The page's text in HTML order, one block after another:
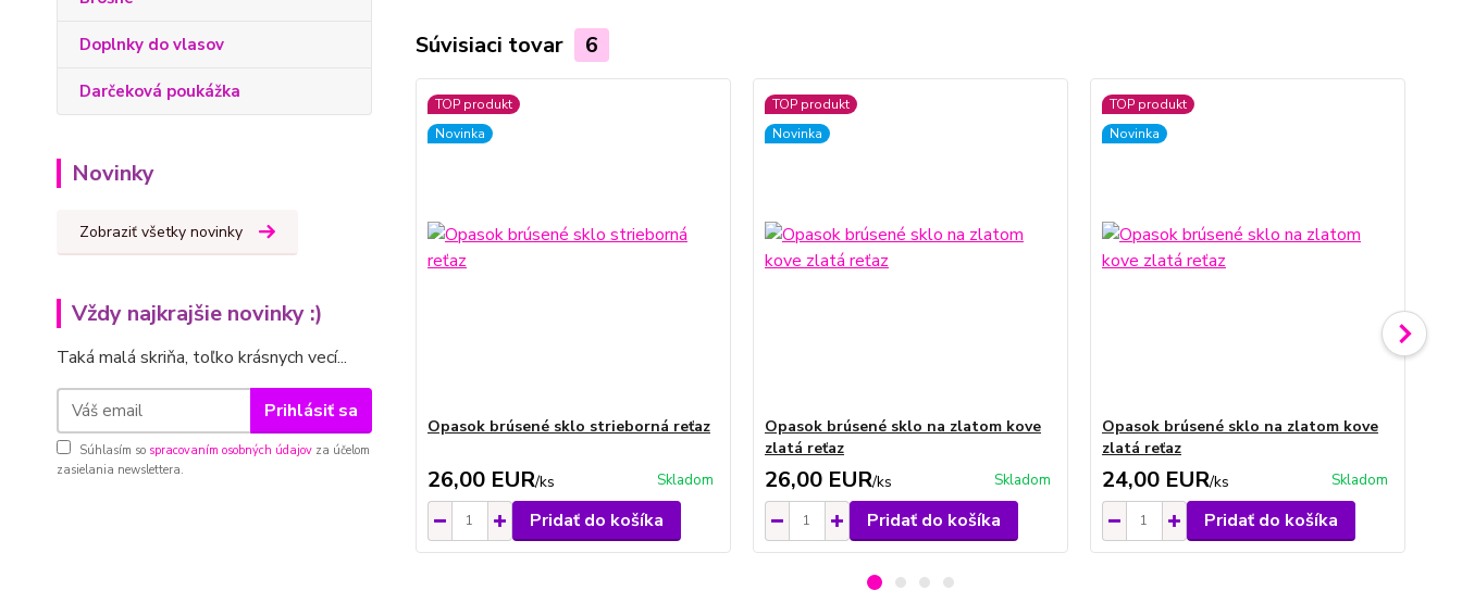
Doplnky do vlasov
Darčeková poukážka
Novinky
Zobraziť všetky novinky
Vždy najkrajšie novinky :)
Taká malá skriňa, toľko krásnych vecí...
Prihlásiť sa
Súhlasím so spracovaním osobných údajov za účelom
zasielania newslettera.
Súvisiaci tovar 6
TOP produkt
Novinka
Opasok brúsené sklo strieborná reťaz
26,00 EUR/ks Skladom
Pridať do košíka
TOP produkt
Novinka
Opasok brúsené sklo na zlatom kove
zlatá reťaz
26,00 EUR/ks Skladom
Pridať do košíka
TOP produkt
Novinka
Opasok brúsené sklo na zlatom kove
zlatá reťaz
24,00 EUR/ks Skladom
Pridať do košíka